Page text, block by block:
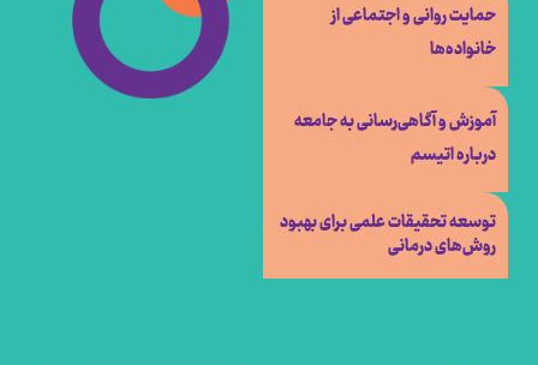
حمایت روانی و اجتماعی از
خانواده‌ها
آموزش و آگاهی‌رسانی به جامعه
درباره اتیسم
توسعه تحقیقات علمی برای بهبود
روش‌های درمانی